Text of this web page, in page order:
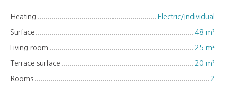
Heating Electric/Individual
Surface 48 m²
Living room 25 m²
Terrace surface 20 m²
Rooms 2